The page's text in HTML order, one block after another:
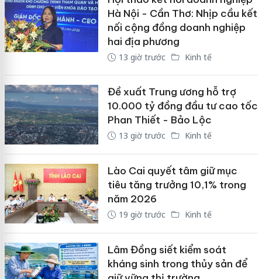
Hà Nội - Cần Thơ: Nhịp cầu kết
nối cộng đồng doanh nghiệp
hai địa phương
13 giờ trước Kinh tế
Đề xuất Trung ương hỗ trợ
10.000 tỷ đồng đầu tư cao tốc
Phan Thiết - Bảo Lộc
13 giờ trước Kinh tế
Lào Cai quyết tâm giữ mục
tiêu tăng trưởng 10,1% trong
năm 2026
19 giờ trước Kinh tế
Lâm Đồng siết kiểm soát
kháng sinh trong thủy sản để